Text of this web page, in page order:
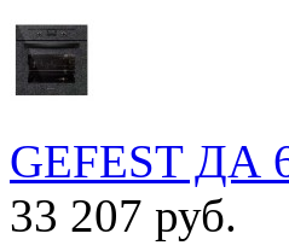
GEFEST ДА
33 207 руб.